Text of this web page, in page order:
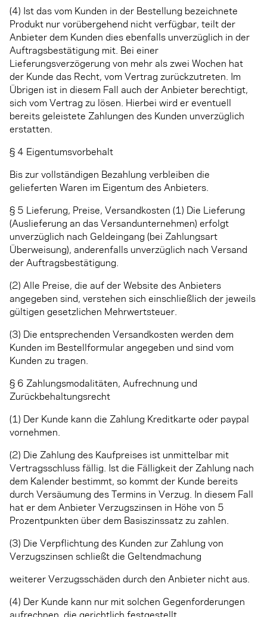
(4) Ist das vom Kunden in der Bestellung bezeichnete
Produkt nur vorübergehend nicht verfügbar, teilt der
Anbieter dem Kunden dies ebenfalls unverzüglich in der
Auftragsbestätigung mit. Bei einer
Lieferungsverzögerung von mehr als zwei Wochen hat
der Kunde das Recht, vom Vertrag zurückzutreten. Im
Übrigen ist in diesem Fall auch der Anbieter berechtigt,
sich vom Vertrag zu lösen. Hierbei wird er eventuell
bereits geleistete Zahlungen des Kunden unverzüglich
erstatten.
§ 4 Eigentumsvorbehalt
Bis zur vollständigen Bezahlung verbleiben die
gelieferten Waren im Eigentum des Anbieters.
§ 5 Lieferung, Preise, Versandkosten (1) Die Lieferung
(Auslieferung an das Versandunternehmen) erfolgt
unverzüglich nach Geldeingang (bei Zahlungsart
Überweisung), anderenfalls unverzüglich nach Versand
der Auftragsbestätigung.
(2) Alle Preise, die auf der Website des Anbieters
angegeben sind, verstehen sich einschließlich der jeweils
gültigen gesetzlichen Mehrwertsteuer.
(3) Die entsprechenden Versandkosten werden dem
Kunden im Bestellformular angegeben und sind vom
Kunden zu tragen.
§ 6 Zahlungsmodalitäten, Aufrechnung und
Zurückbehaltungsrecht
(1) Der Kunde kann die Zahlung Kreditkarte oder paypal
vornehmen.
(2) Die Zahlung des Kaufpreises ist unmittelbar mit
Vertragsschluss fällig. Ist die Fälligkeit der Zahlung nach
dem Kalender bestimmt, so kommt der Kunde bereits
durch Versäumung des Termins in Verzug. In diesem Fall
hat er dem Anbieter Verzugszinsen in Höhe von 5
Prozentpunkten über dem Basiszinssatz zu zahlen.
(3) Die Verpflichtung des Kunden zur Zahlung von
Verzugszinsen schließt die Geltendmachung
weiterer Verzugsschäden durch den Anbieter nicht aus.
(4) Der Kunde kann nur mit solchen Gegenforderungen
aufrechnen, die gerichtlich festgestellt,